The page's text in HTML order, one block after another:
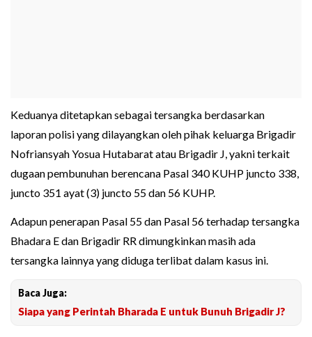
Keduanya ditetapkan sebagai tersangka berdasarkan
laporan polisi yang dilayangkan oleh pihak keluarga Brigadir
Nofriansyah Yosua Hutabarat atau Brigadir J, yakni terkait
dugaan pembunuhan berencana Pasal 340 KUHP juncto 338,
juncto 351 ayat (3) juncto 55 dan 56 KUHP.
Adapun penerapan Pasal 55 dan Pasal 56 terhadap tersangka
Bhadara E dan Brigadir RR dimungkinkan masih ada
tersangka lainnya yang diduga terlibat dalam kasus ini.
Baca Juga:
Siapa yang Perintah Bharada E untuk Bunuh Brigadir J?